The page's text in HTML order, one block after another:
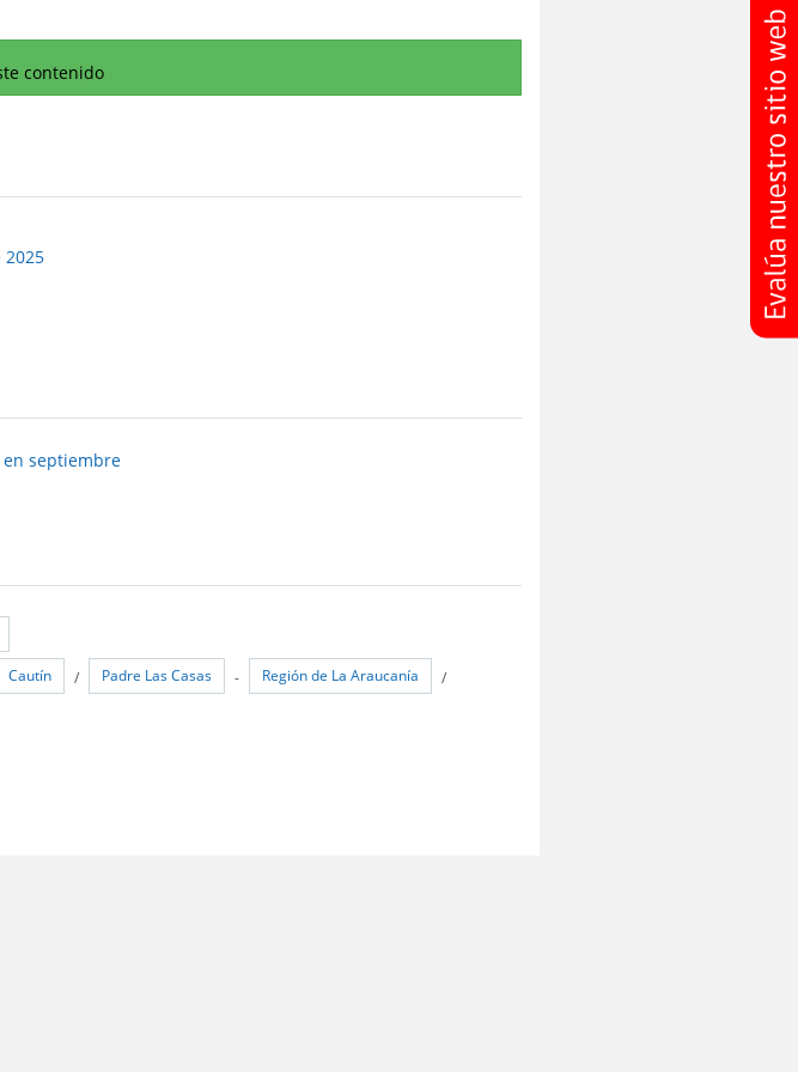
contenido
en septiembre
Cautín / Padre Las Casas - Región de La Araucanía /